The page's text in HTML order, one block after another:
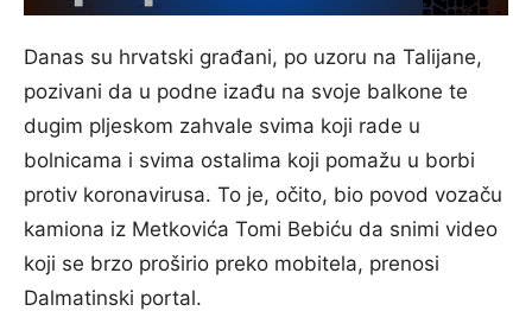
Danas su hrvatski građani, po uzoru na Talijane,
pozivani da u podne izađu na svoje balkone te
dugim pljeskom zahvale svima koji rade u
bolnicama i svima ostalima koji pomažu u borbi
protiv koronavirusa. To je, očito, bio povod vozaču
kamiona iz Metkovića Tomi Bebiću da snimi video
koji se brzo proširio preko mobitela, prenosi
Dalmatinski portal.